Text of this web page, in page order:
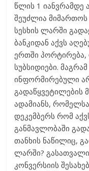
წლის 1 იანვრამდე
შეუძლია
სესხის ლარში
ბანკიდან აქვს
ერთში
სუბსიდიები.
ინფორმირებული
გადაწყვეტილების
ადამიანს,
დეკემბერს რომ
განმავლობაში
თანხის ნაწილიც,
ლარში?
კონვერსიის